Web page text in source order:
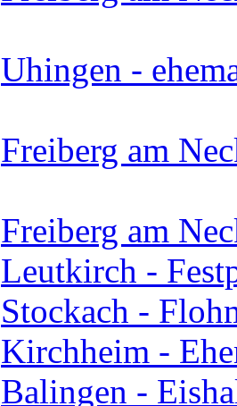
Uhingen -
Freiberg am
Freiberg am
Leutkirch -
Stockach -
Kirchheim -
Balingen -